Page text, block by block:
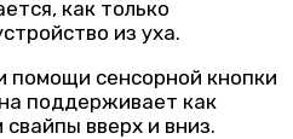
как только
из уха.
помощи сенсорной кнопки
поддерживает как
вверх и вниз.